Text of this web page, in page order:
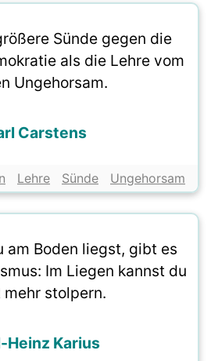
Sünde gegen die
als die Lehre vom
Ungehorsam.
Carstens
Lehre Sünde Ungehorsam
am Boden liegst, gibt es
Im Liegen kannst du
mehr stolpern.
Heinz Karius